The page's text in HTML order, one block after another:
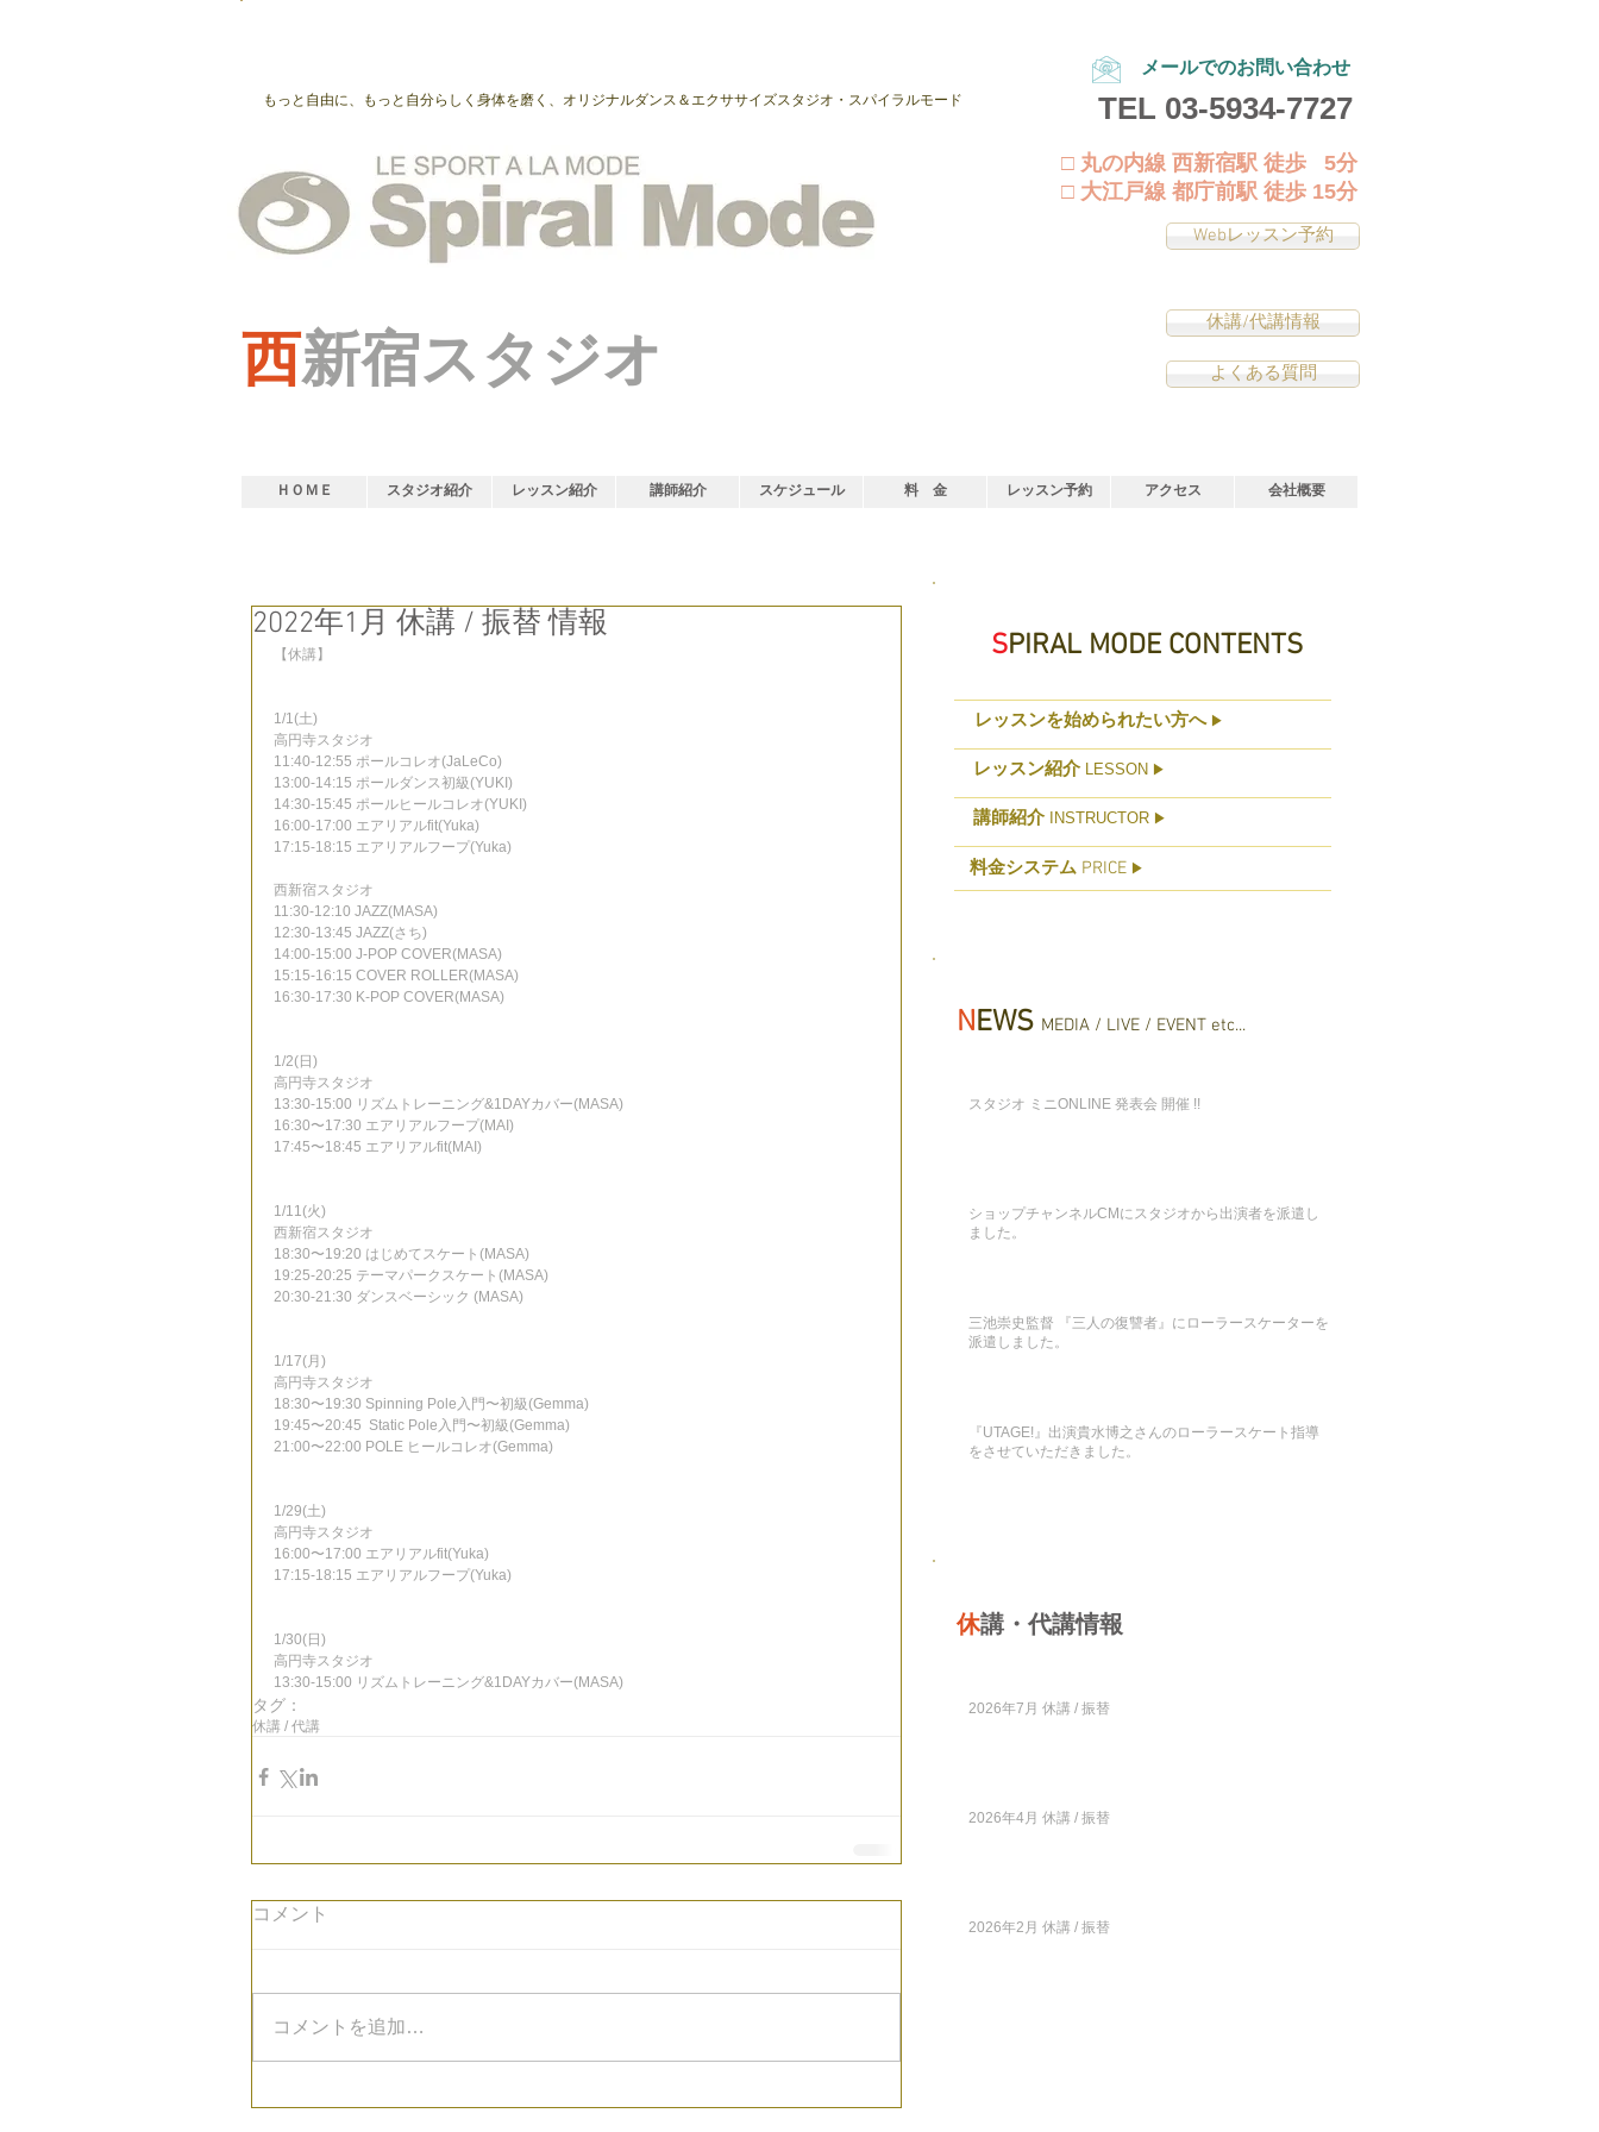
もっと自由に、もっと自分らしく身体を磨く、オリジナルダンス＆エクササイズスタジオ・スパイラルモード
西新宿スタジオ
メールでのお問い合わせ
TEL 03-5934-7727
□ 丸の内線 西新宿駅 徒歩 5分
□ 大江戸線 都庁前駅 徒歩 15分
Webレッスン予約
休講/代講情報
よくある質問
ＨＯＭＥ スタジオ紹介 レッスン紹介 講師紹介 スケジュール 料 金 レッスン予約 アクセス 会社概要
2022年1月 休講 / 振替 情報
【休講】
1/1(土)
高円寺スタジオ
11:40-12:55 ポールコレオ(JaLeCo)
13:00-14:15 ポールダンス初級(YUKI)
14:30-15:45 ポールヒールコレオ(YUKI)
16:00-17:00 エアリアルfit(Yuka)
17:15-18:15 エアリアルフープ(Yuka)
西新宿スタジオ
11:30-12:10 JAZZ(MASA)
12:30-13:45 JAZZ(さち)
14:00-15:00 J-POP COVER(MASA)
15:15-16:15 COVER ROLLER(MASA)
16:30-17:30 K-POP COVER(MASA)
1/2(日)
高円寺スタジオ
13:30-15:00 リズムトレーニング&1DAYカバー(MASA)
16:30〜17:30 エアリアルフープ(MAI)
17:45〜18:45 エアリアルfit(MAI)
1/11(火)
西新宿スタジオ
18:30〜19:20 はじめてスケート(MASA)
19:25-20:25 テーマパークスケート(MASA)
20:30-21:30 ダンスベーシック (MASA)
1/17(月)
高円寺スタジオ
18:30〜19:30 Spinning Pole入門〜初級(Gemma)
19:45〜20:45  Static Pole入門〜初級(Gemma)
21:00〜22:00 POLE ヒールコレオ(Gemma)
1/29(土)
高円寺スタジオ
16:00〜17:00 エアリアルfit(Yuka)
17:15-18:15 エアリアルフープ(Yuka)
1/30(日)
高円寺スタジオ
13:30-15:00 リズムトレーニング&1DAYカバー(MASA)
タグ：
休講 / 代講
コメント
コメントを追加…
SPIRAL MODE CONTENTS
レッスンを始められたい方へ▶
レッスン紹介LESSON ▶
講師紹介INSTRUCTOR ▶
料金システム PRICE ▶
NEWS MEDIA / LIVE / EVENT etc...
スタジオ ミニONLINE 発表会 開催 !!
ショップチャンネルCMにスタジオから出演者を派遣し
ました。
三池崇史監督 『三人の復讐者』にローラースケーターを
派遣しました。
『UTAGE!』出演貴水博之さんのローラースケート指導
をさせていただきました。
休講・代講情報
2026年7月 休講 / 振替
2026年4月 休講 / 振替
2026年2月 休講 / 振替